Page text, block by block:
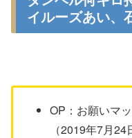
イルーズあい、
OP：お願いマ
（2019年7月24